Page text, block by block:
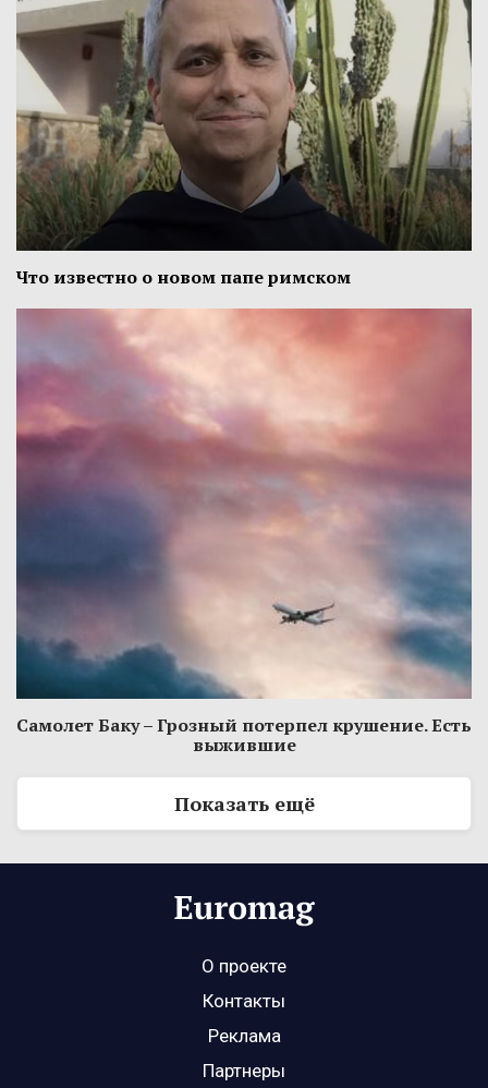
Что известно о новом папе римском
Самолет Баку – Грозный потерпел крушение. Есть
выжившие
Показать ещё
О проекте
Контакты
Реклама
Партнеры